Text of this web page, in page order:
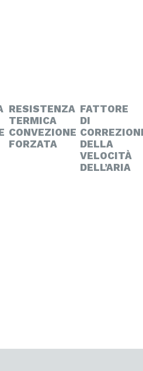
RESISTENZA
TERMICA
CONVEZIONE
FORZATA
FATTORE
DI
DELLA
VELOCITÀ
DELL’ARIA